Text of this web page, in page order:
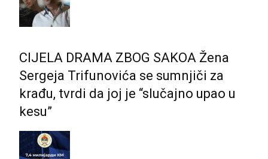
CIJELA DRAMA ZBOG SAKOA Žena
Sergeja Trifunovića se sumnjiči za
krađu, tvrdi da joj je “slučajno upao u
kesu”